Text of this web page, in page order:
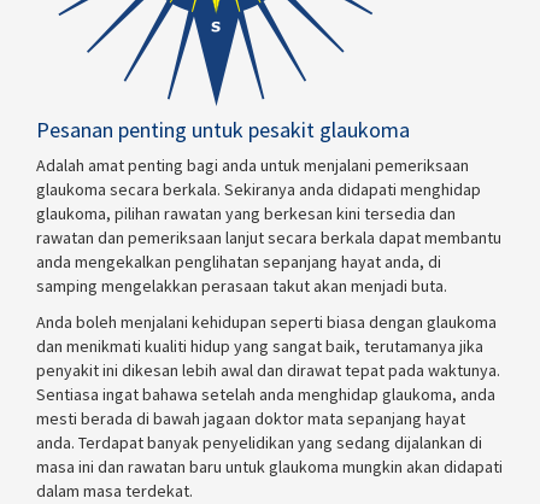
Pesanan penting untuk pesakit glaukoma
Adalah amat penting bagi anda untuk menjalani pemeriksaan
glaukoma secara berkala. Sekiranya anda didapati menghidap
glaukoma, pilihan rawatan yang berkesan kini tersedia dan
rawatan dan pemeriksaan lanjut secara berkala dapat membantu
anda mengekalkan penglihatan sepanjang hayat anda, di
samping mengelakkan perasaan takut akan menjadi buta.
Anda boleh menjalani kehidupan seperti biasa dengan glaukoma
dan menikmati kualiti hidup yang sangat baik, terutamanya jika
penyakit ini dikesan lebih awal dan dirawat tepat pada waktunya.
Sentiasa ingat bahawa setelah anda menghidap glaukoma, anda
mesti berada di bawah jagaan doktor mata sepanjang hayat
anda. Terdapat banyak penyelidikan yang sedang dijalankan di
masa ini dan rawatan baru untuk glaukoma mungkin akan didapati
dalam masa terdekat.